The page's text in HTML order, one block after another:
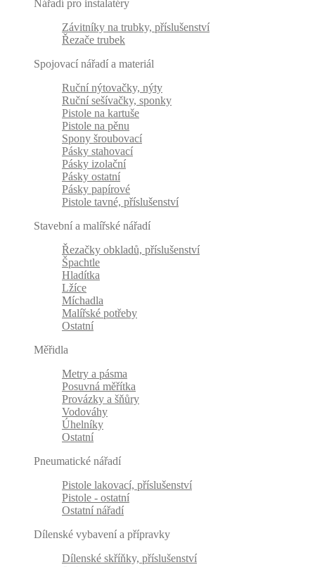
Nářadí pro instalatéry
Závitníky na trubky, příslušenství
Řezače trubek
Spojovací nářadí a materiál
Ruční nýtovačky, nýty
Ruční sešívačky, sponky
Pistole na kartuše
Pistole na pěnu
Spony šroubovací
Pásky stahovací
Pásky izolační
Pásky ostatní
Pásky papírové
Pistole tavné, příslušenství
Stavební a malířské nářadí
Řezačky obkladů, příslušenství
Špachtle
Hladítka
Lžíce
Míchadla
Malířské potřeby
Ostatní
Měřidla
Metry a pásma
Posuvná měřítka
Provázky a šňůry
Vodováhy
Úhelníky
Ostatní
Pneumatické nářadí
Pistole lakovací, příslušenství
Pistole - ostatní
Ostatní nářadí
Dílenské vybavení a přípravky
Dílenské skříňky, příslušenství